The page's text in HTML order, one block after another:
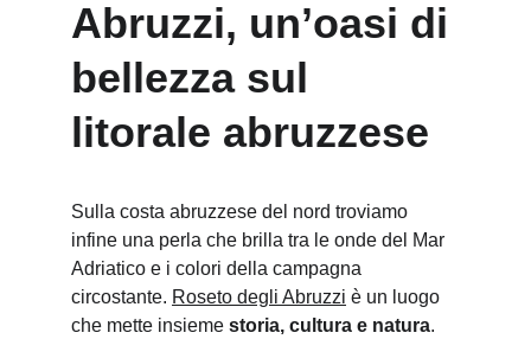
Abruzzi, un’oasi di
bellezza sul
litorale abruzzese
Sulla costa abruzzese del nord troviamo
infine una perla che brilla tra le onde del Mar
Adriatico e i colori della campagna
circostante. Roseto degli Abruzzi è un luogo
che mette insieme storia, cultura e natura.